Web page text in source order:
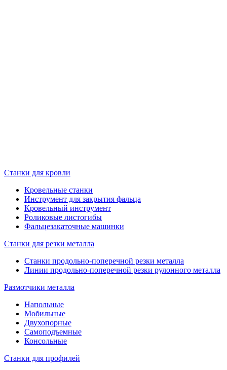
Станки для кровли
Кровельные станки
Инструмент для закрытия фальца
Кровельный инструмент
Роликовые листогибы
Фальцезакаточные машинки
Станки для резки металла
Станки продольно-поперечной резки металла
Линии продольно-поперечной резки рулонного металла
Размотчики металла
Напольные
Мобильные
Двухопорные
Самоподъемные
Консольные
Станки для профилей